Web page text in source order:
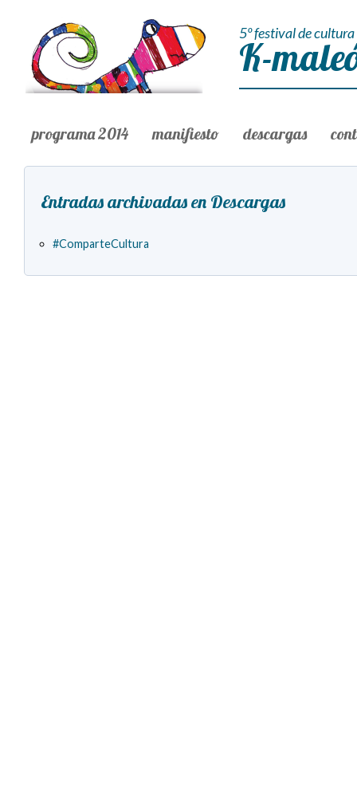
5º festival de
K-
programa 2014 manifiesto descargas
Entradas archivadas en Descargas
#ComparteCultura